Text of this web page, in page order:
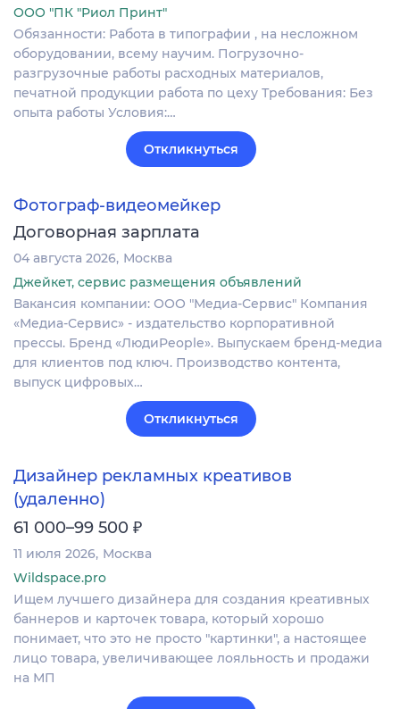
ООО "ПК "Риол Принт"
Обязанности: Работа в типографии , на несложном
оборудовании, всему научим. Погрузочно-
разгрузочные работы расходных материалов,
печатной продукции работа по цеху Требования: Без
опыта работы Условия:…
Откликнуться
Фотограф-видеомейкер
Договорная зарплата
04 августа 2026 Москва
Джейкет, сервис размещения объявлений
Вакансия компании: ООО "Медиа-Сервис" Компания
«Медиа-Сервис» - издательство корпоративной
прессы. Бренд «ЛюдиPeople». Выпускаем бренд-медиа
для клиентов под ключ. Производство контента,
выпуск цифровых…
Откликнуться
Дизайнер рекламных креативов
(удаленно)
61 000–99 500 ₽
11 июля 2026 Москва
Wildspace.pro
Ищем лучшего дизайнера для создания креативных
баннеров и карточек товара, который хорошо
понимает, что это не просто "картинки", а настоящее
лицо товара, увеличивающее лояльность и продажи
на МП